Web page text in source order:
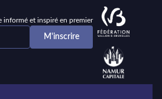
informé et inspiré en premier